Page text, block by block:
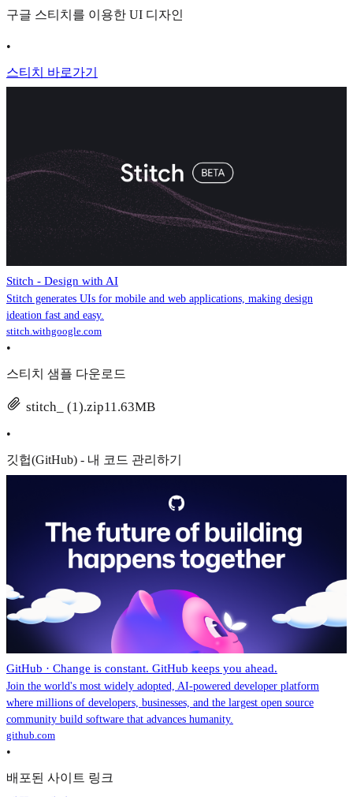
구글 스티치를 이용한 UI 디자인
•
스티치 바로가기
Stitch - Design with AI
Stitch generates UIs for mobile and web applications, making design
ideation fast and easy.
stitch.withgoogle.com
•
스티치 샘플 다운로드
stitch_ (1).zip11.63MB
•
깃헙(GitHub) - 내 코드 관리하기
GitHub · Change is constant. GitHub keeps you ahead.
Join the world's most widely adopted, AI-powered developer platform
where millions of developers, businesses, and the largest open source
community build software that advances humanity.
github.com
•
배포된 사이트 링크